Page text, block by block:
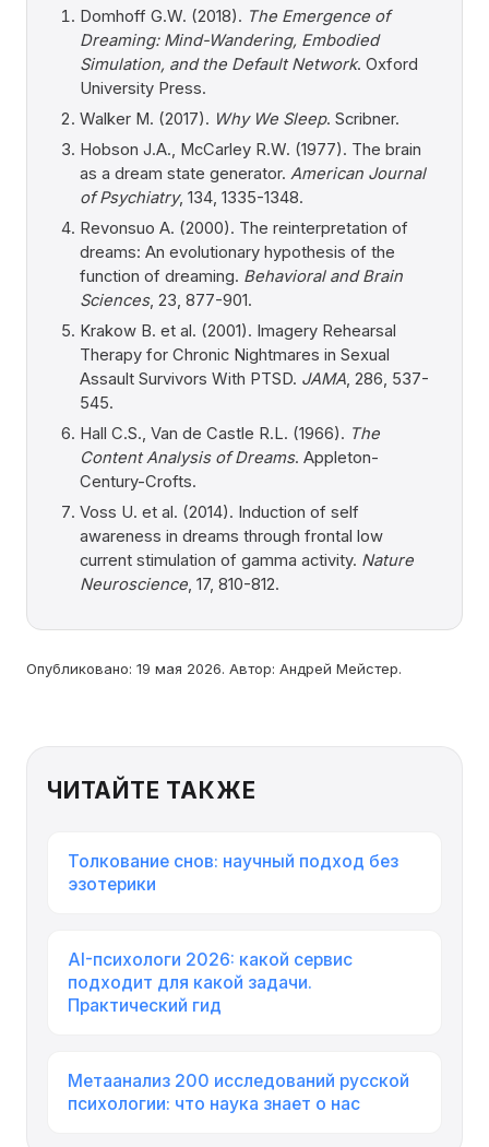
Domhoff G.W. (2018). The Emergence of
Dreaming: Mind-Wandering, Embodied
Simulation, and the Default Network. Oxford
University Press.
Walker M. (2017). Why We Sleep. Scribner.
Hobson J.A., McCarley R.W. (1977). The brain
as a dream state generator. American Journal
of Psychiatry, 134, 1335-1348.
Revonsuo A. (2000). The reinterpretation of
dreams: An evolutionary hypothesis of the
function of dreaming. Behavioral and Brain
Sciences, 23, 877-901.
Krakow B. et al. (2001). Imagery Rehearsal
Therapy for Chronic Nightmares in Sexual
Assault Survivors With PTSD. JAMA, 286, 537-
545.
Hall C.S., Van de Castle R.L. (1966). The
Content Analysis of Dreams. Appleton-
Century-Crofts.
Voss U. et al. (2014). Induction of self
awareness in dreams through frontal low
current stimulation of gamma activity. Nature
Neuroscience, 17, 810-812.
Опубликовано: 19 мая 2026. Автор: Андрей Мейстер.
ЧИТАЙТЕ ТАКЖЕ
Толкование снов: научный подход без
эзотерики
AI-психологи 2026: какой сервис
подходит для какой задачи.
Практический гид
Метаанализ 200 исследований русской
психологии: что наука знает о нас